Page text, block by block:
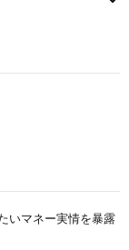
いマネー実情を暴露